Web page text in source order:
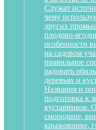
Служат
чему
других
плодово-
особенности
на садовом
правильное
радовать
деревьях и
Названия и
подготовка к
кустарников.
смородине,
крыжовнике,